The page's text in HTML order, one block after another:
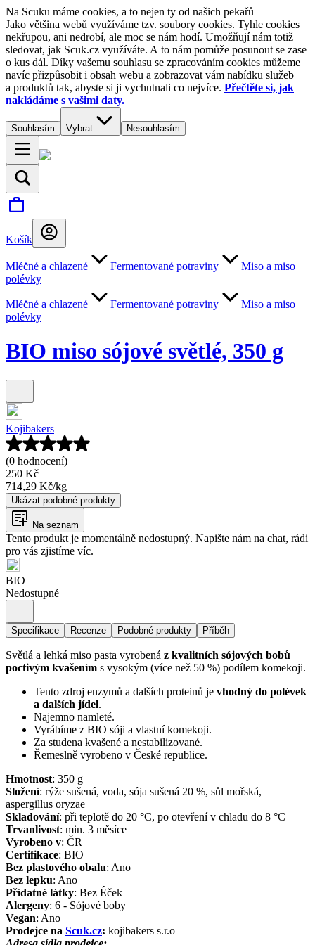
Na Scuku máme cookies, a to nejen ty od našich pekařů
Jako většina webů využíváme tzv. soubory cookies. Tyhle cookies
nekřupou, ani nedrobí, ale moc se nám hodí. Umožňují nám totiž
sledovat, jak Scuk.cz využíváte. A to nám pomůže posunout se zase
o kus dál. Díky vašemu souhlasu se zpracováním cookies můžeme
navíc přizpůsobit i obsah webu a zobrazovat vám nabídku služeb
a produktů tak, abyste si ji vychutnali co nejvíce. Přečtěte si, jak
nakládáme s vašimi daty.
Souhlasím Vybrat Nesouhlasím
Košík
Mléčné a chlazené Fermentované potraviny
Miso a miso
polévky
Mléčné a chlazené Fermentované potraviny
Miso a miso
polévky
BIO miso sójové světlé, 350 g
Kojibakers
(0 hodnocení)
250 Kč
714,29 Kč/kg
Ukázat podobné produkty
Na seznam
Tento produkt je momentálně nedostupný. Napište nám na chat, rádi
pro vás zjistíme víc.
BIO
Nedostupné
Specifikace Recenze Podobné produkty Příběh
Světlá a lehká miso pasta vyrobená z kvalitních sójových bobů
poctivým kvašením s vysokým (více než 50 %) podílem komekoji.
Tento zdroj enzymů a dalších proteinů je vhodný do polévek
a dalších jídel.
Najemno namleté.
Vyrábíme z BIO sóji a vlastní komekoji.
Za studena kvašené a nestabilizované.
Řemeslně vyrobeno v České republice.
Hmotnost: 350 g
Složení: rýže sušená, voda, sója sušená 20 %, sůl mořská,
aspergillus oryzae
Skladování: při teplotě do 20 °C, po otevření v chladu do 8 °C
Trvanlivost: min. 3 měsíce
Vyrobeno v: ČR
Certifikace: BIO
Bez plastového obalu: Ano
Bez lepku: Ano
Přídatné látky: Bez Éček
Alergeny: 6 - Sójové boby
Vegan: Ano
Prodejce na Scuk.cz: kojibakers s.r.o